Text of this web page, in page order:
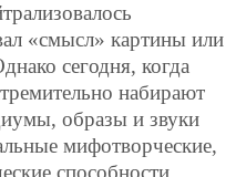
«смысл» картины или
сегодня, когда
набирают
образы и звуки
мифотворческие,
способности